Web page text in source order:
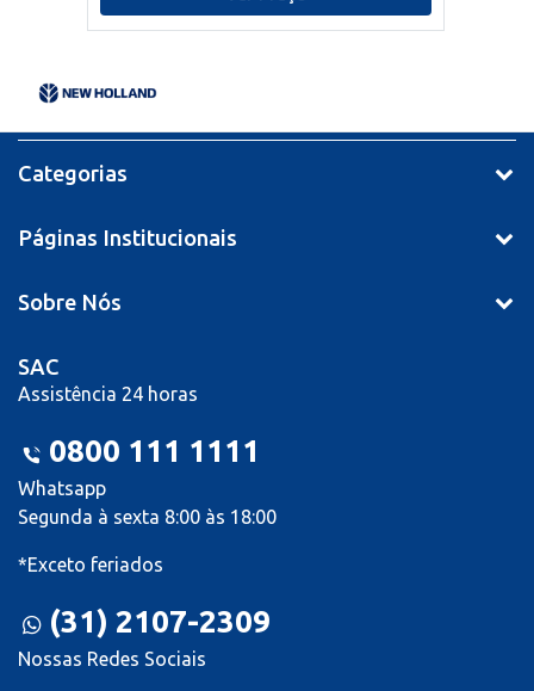
Categorias
Páginas Institucionais
Sobre Nós
SAC
Assistência 24 horas
0800 111 1111
Whatsapp
Segunda à sexta 8:00 às 18:00
*Exceto feriados
(31) 2107-2309
Nossas Redes Sociais